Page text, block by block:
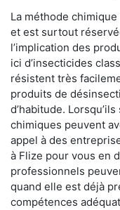
La méthode
et est surtout
l’implication des
ici d’insecticides
résistent très
produits de
d’habitude.
chimiques peuvent
appel à des
à Flize pour vous en
professionnels
quand elle est déjà
compétences